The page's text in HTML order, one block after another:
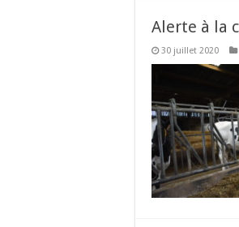
Alerte à la
30 juillet 2020